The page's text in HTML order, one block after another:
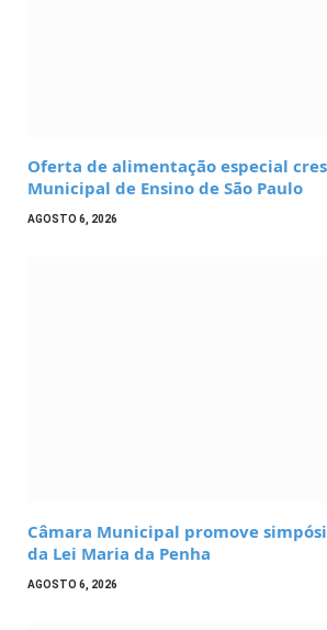
Oferta de alimentação especial
Municipal de Ensino de São Paulo
AGOSTO 6, 2026
Câmara Municipal promove
da Lei Maria da Penha
AGOSTO 6, 2026